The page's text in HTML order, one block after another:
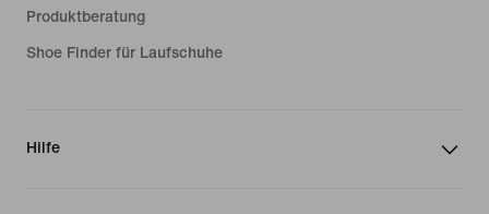
Produktberatung
Shoe Finder für Laufschuhe
Hilfe